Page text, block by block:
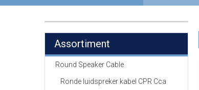
Assortiment
Round Speaker Cable
Ronde luidspreker kabel CPR Cca